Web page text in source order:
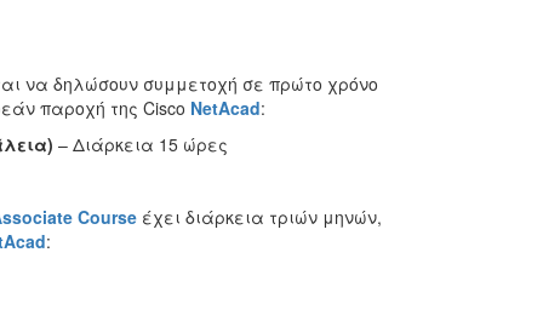
να δηλώσουν συμμετοχή σε πρώτο χρόνο
παροχή της Cisco NetAcad:
– Διάρκεια 15 ώρες
Courseέχει διάρκεια τριών μηνών,
: